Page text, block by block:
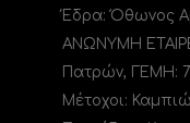
Έδρα: Όθωνος
ΑΝΩΝΥΜΗ
Πατρών, ΓΕΜΗ:
Μέτοχοι: